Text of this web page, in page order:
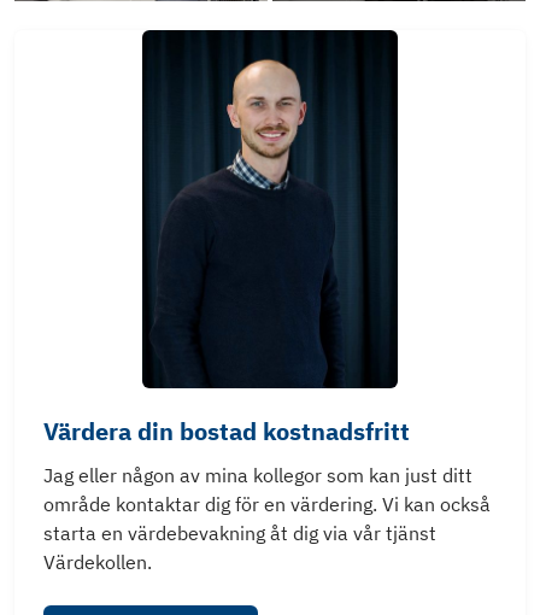
Värdera din bostad kostnadsfritt
Jag eller någon av mina kollegor som kan just ditt
område kontaktar dig för en värdering. Vi kan också
starta en värdebevakning åt dig via vår tjänst
Värdekollen.